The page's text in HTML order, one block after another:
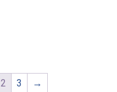
2 3 →